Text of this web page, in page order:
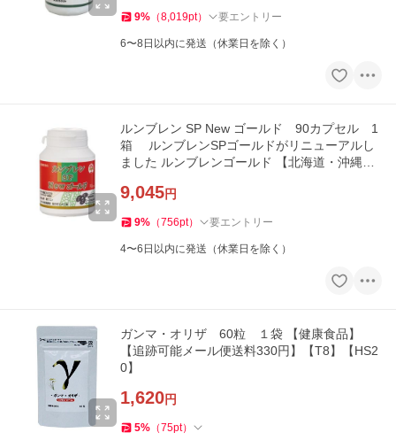
9% （8,019pt） 要エントリー
6〜8日以内に発送（休業日を除く）
ルンブレン SP New ゴールド 90カプセル 1
箱 ルンブレンSPゴールドがリニューアルし
ました ルンブレンゴールド 【北海道・沖縄県
9,045円
9% （756pt） 要エントリー
4〜6日以内に発送（休業日を除く）
ガンマ・オリザ 60粒 １袋 【健康食品】
【追跡可能メール便送料330円】【T8】【HS2
0】
1,620円
5% （75pt）